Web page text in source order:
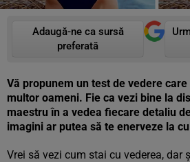
Adaugă-ne ca sursă
preferată
Vă propunem un test de vedere
multor oameni. Fie ca vezi bine la
maestru în a vedea fiecare detaliu
imagini ar putea să te enerveze la
Vrei să vezi cum stai cu vederea, dar